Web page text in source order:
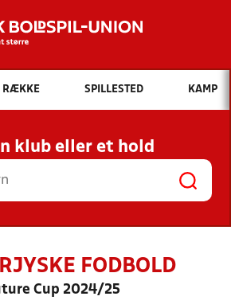
Hvad vil du søge efter?
INDHOLD OG NYHEDER
RESULTATER, KLUBBER OG
HOLD
RÆKKE SPILLESTED KAMP
klub eller et hold
FODBOLD
Cup 2024/25